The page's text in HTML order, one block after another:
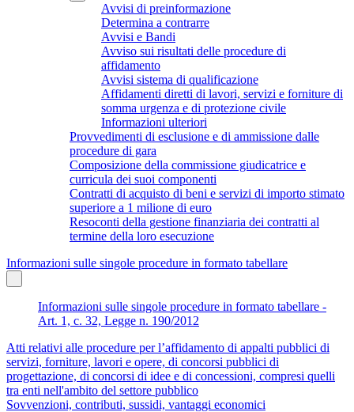
Avvisi di preinformazione
Determina a contrarre
Avvisi e Bandi
Avviso sui risultati delle procedure di
affidamento
Avvisi sistema di qualificazione
Affidamenti diretti di lavori, servizi e forniture di
somma urgenza e di protezione civile
Informazioni ulteriori
Provvedimenti di esclusione e di ammissione dalle
procedure di gara
Composizione della commissione giudicatrice e
curricula dei suoi componenti
Contratti di acquisto di beni e servizi di importo stimato
superiore a 1 milione di euro
Resoconti della gestione finanziaria dei contratti al
termine della loro esecuzione
Informazioni sulle singole procedure in formato tabellare
Informazioni sulle singole procedure in formato tabellare -
Art. 1, c. 32, Legge n. 190/2012
Atti relativi alle procedure per l’affidamento di appalti pubblici di
servizi, forniture, lavori e opere, di concorsi pubblici di
progettazione, di concorsi di idee e di concessioni, compresi quelli
tra enti nell'ambito del settore pubblico
Sovvenzioni, contributi, sussidi, vantaggi economici